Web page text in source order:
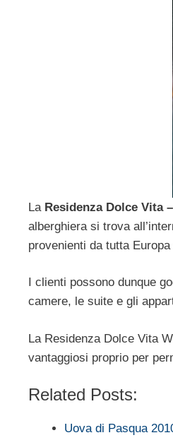
La Residenza Dolce Vita
alberghiera si trova
provenienti da tutta
I clienti possono dunque
camere, le suite e gli
La Residenza Dolce Vita
vantaggiosi proprio per
Related Posts:
Uova di Pasqua